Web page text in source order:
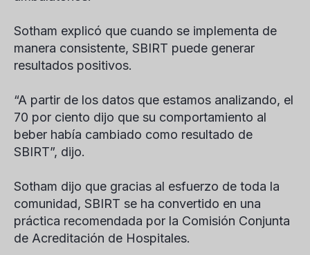
Sotham explicó que cuando se implementa de
manera consistente, SBIRT puede generar
resultados positivos.
“A partir de los datos que estamos analizando, el
70 por ciento dijo que su comportamiento al
beber había cambiado como resultado de
SBIRT”, dijo.
Sotham dijo que gracias al esfuerzo de toda la
comunidad, SBIRT se ha convertido en una
práctica recomendada por la Comisión Conjunta
de Acreditación de Hospitales.